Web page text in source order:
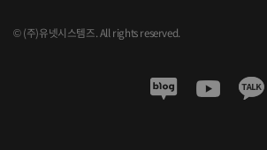
© (주)유넷시스템즈. All rights reserved.